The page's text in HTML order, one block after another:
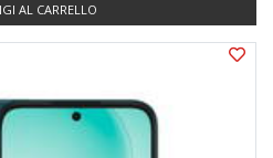
AL CARRELLO